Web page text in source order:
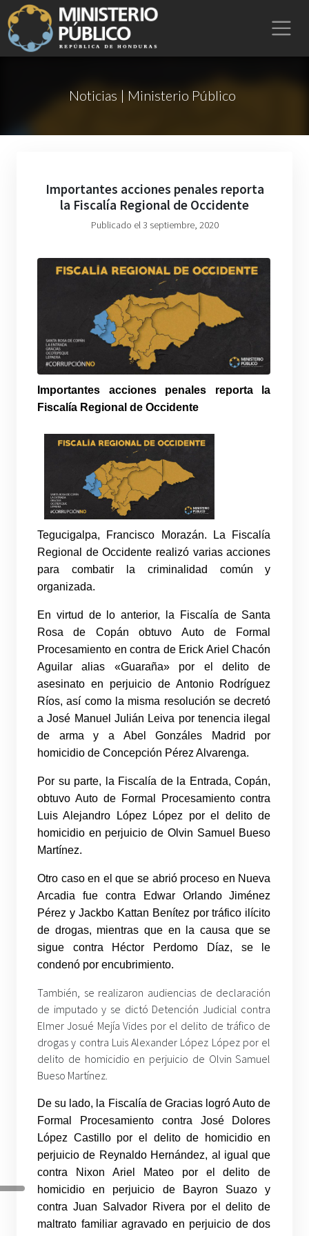
Noticias | Ministerio Público
Importantes acciones penales reporta
la Fiscalía Regional de Occidente
Publicado el 3 septiembre, 2020
Importantes acciones penales reporta la
Fiscalía Regional de Occidente
Tegucigalpa, Francisco Morazán. La Fiscalía
Regional de Occidente realizó varias acciones
para combatir la criminalidad común y
organizada.
En virtud de lo anterior, la Fiscalía de Santa
Rosa de Copán obtuvo Auto de Formal
Procesamiento en contra de Erick Ariel Chacón
Aguilar alias «Guaraña» por el delito de
asesinato en perjuicio de Antonio Rodríguez
Ríos, así como la misma resolución se decretó
a José Manuel Julián Leiva por tenencia ilegal
de arma y a Abel Gonzáles Madrid por
homicidio de Concepción Pérez Alvarenga.
Por su parte, la Fiscalía de la Entrada, Copán,
obtuvo Auto de Formal Procesamiento contra
Luis Alejandro López López por el delito de
homicidio en perjuicio de Olvin Samuel Bueso
Martínez.
Otro caso en el que se abrió proceso en Nueva
Arcadia fue contra Edwar Orlando Jiménez
Pérez y Jackbo Kattan Benítez por tráfico ilícito
de drogas, mientras que en la causa que se
sigue contra Héctor Perdomo Díaz, se le
condenó por encubrimiento.
También, se realizaron audiencias de declaración
de imputado y se dictó Detención Judicial contra
Elmer Josué Mejía Vides por el delito de tráfico de
drogas y contra Luis Alexander López López por el
delito de homicidio en perjuicio de Olvin Samuel
Bueso Martínez.
De su lado, la Fiscalía de Gracias logró Auto de
Formal Procesamiento contra José Dolores
López Castillo por el delito de homicidio en
perjuicio de Reynaldo Hernández, al igual que
contra Nixon Ariel Mateo por el delito de
homicidio en perjuicio de Bayron Suazo y
contra Juan Salvador Rivera por el delito de
maltrato familiar agravado en perjuicio de dos